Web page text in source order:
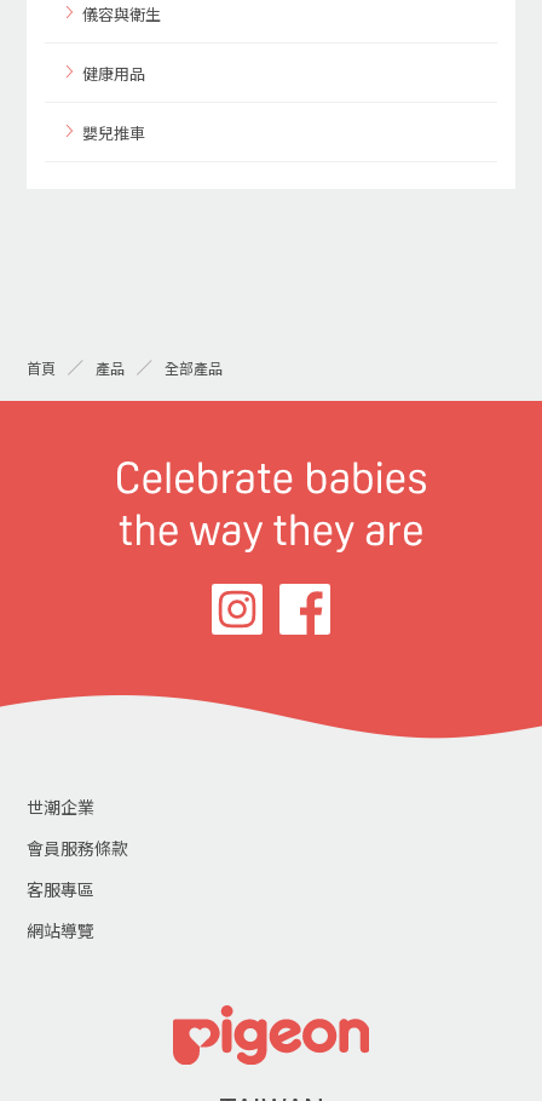
儀容與衛生
健康用品
嬰兒推車
首頁 產品 全部產品
世潮企業
會員服務條款
客服專區
網站導覽